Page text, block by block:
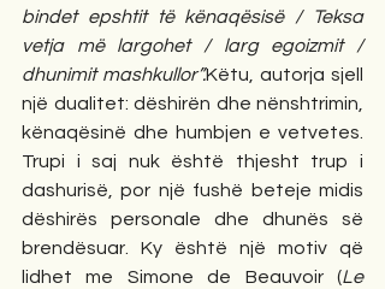
bindet epshtit të kënaqësisë / Teksa
vetja më largohet / larg egoizmit /
dhunimit mashkullor”.Këtu, autorja sjell
një dualitet: dëshirën dhe nënshtrimin,
kënaqësinë dhe humbjen e vetvetes.
Trupi i saj nuk është thjesht trup i
dashurisë, por një fushë beteje midis
dëshirës personale dhe dhunës së
brendësuar. Ky është një motiv që
lidhet me Simone de Beauvoir (Le